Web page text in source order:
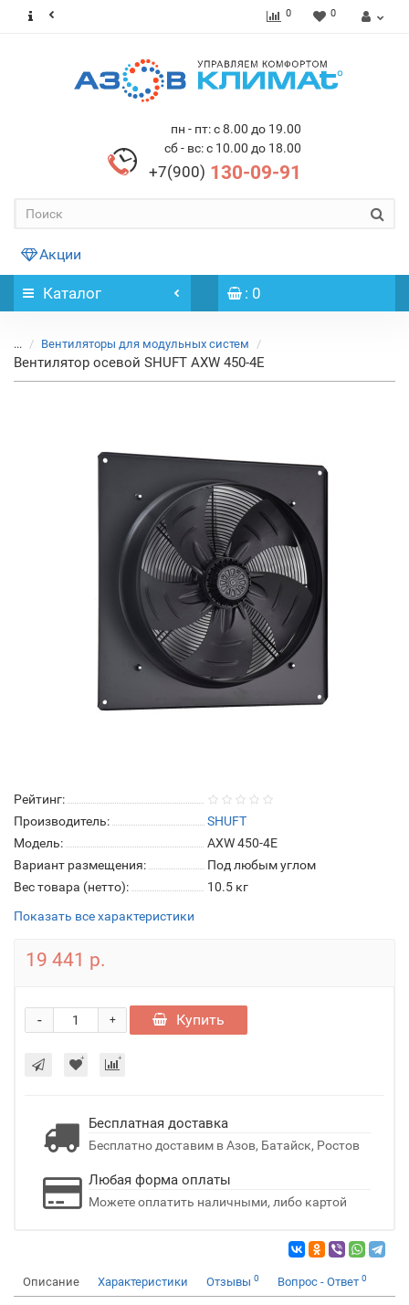
0 0
пн - пт: с 8.00 до 19.00
сб - вс: с 10.00 до 18.00
+7(900) 130-09-91
Акции
Каталог : 0
... Вентиляторы для модульных систем
Вентилятор осевой SHUFT AXW 450-4E
Рейтинг:
Производитель:
SHUFT
Модель:
AXW 450-4E
Вариант размещения:
Под любым углом
Вес товара (нетто):
10.5 кг
Показать все характеристики
19 441 р.
+
- Купить
Бесплатная доставка
Бесплатно доставим в Азов, Батайск, Ростов
Любая форма оплаты
Можете оплатить наличными, либо картой
Описание Характеристики Отзывы 0 Вопрос - Ответ 0